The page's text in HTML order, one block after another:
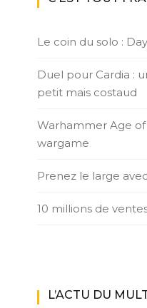
Le coin du solo :
Duel pour Cardia :
petit mais costaud
Warhammer Age
wargame
Prenez le large
10 millions de
L’ACTU DU